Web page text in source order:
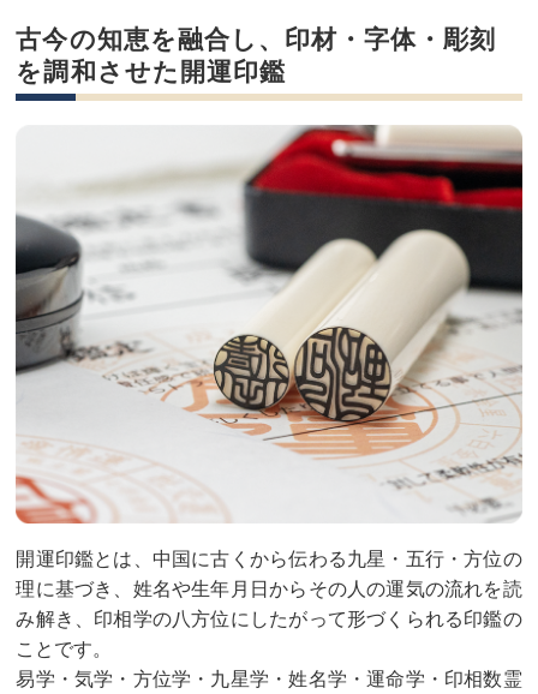
古今の知恵を融合し、印材・字体・彫刻
を調和させた開運印鑑
開運印鑑とは、中国に古くから伝わる九星・五行・方位の
理に基づき、姓名や生年月日からその人の運気の流れを読
み解き、印相学の八方位にしたがって形づくられる印鑑の
ことです。
易学・気学・方位学・九星学・姓名学・運命学・印相数霊